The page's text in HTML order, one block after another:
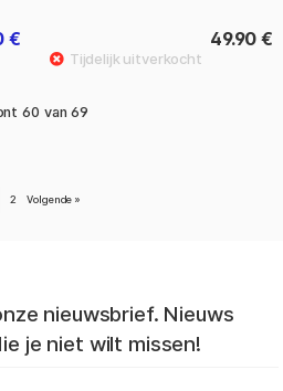
€ 49.90 €
60 van 69
2 Volgende »
nieuwsbrief. Nieuws
je niet wilt missen!